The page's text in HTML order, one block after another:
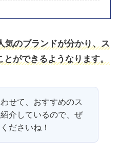
気のブランドが分かり、ス
ができるようなります。
せて、おすすめのス
介しているので、ぜ
ださいね！